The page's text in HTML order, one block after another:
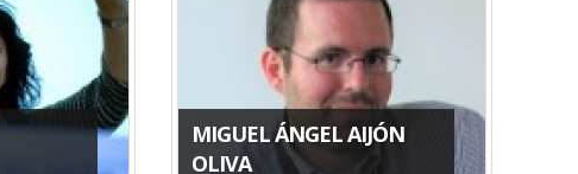
MIGUEL ÁNGEL AIJÓN
OLIVA